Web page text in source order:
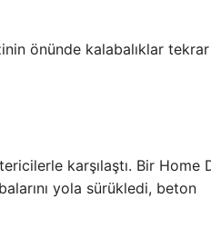
önünde kalabalıklar tekrar
karşılaştı. Bir Home
yola sürükledi, beton